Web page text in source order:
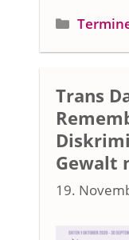
Trans
Gewalt
19.